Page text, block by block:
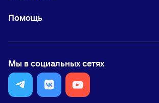
Помощь
Мы в социальных сетях